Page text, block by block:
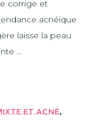
corrige et
acnéique
laisse la peau
...
et Acné,